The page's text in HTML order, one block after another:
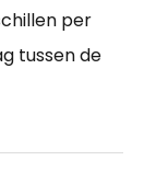
per
tussen de